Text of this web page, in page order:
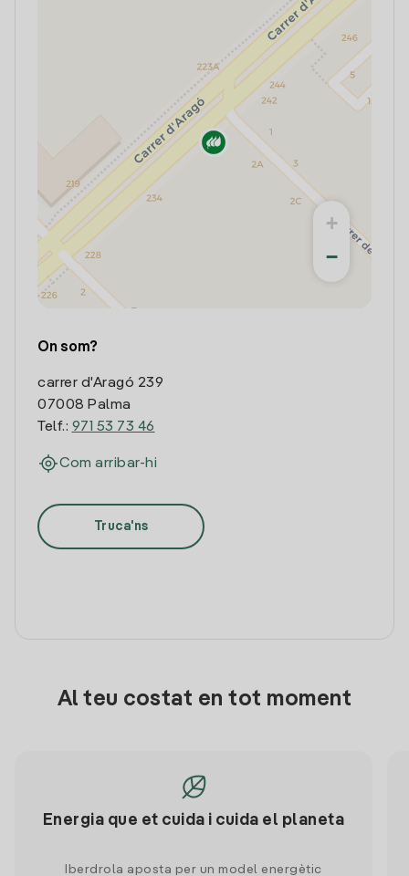
+
−
On som?
carrer d'Aragó 239
07008 Palma
Telf.: 971 53 73 46
Com arribar-hi
Truca'ns
Al teu costat en tot moment
Energia que et cuida i cuida el planeta
Iberdrola aposta per un model energètic